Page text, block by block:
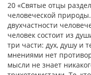
20 «Святые отцы
человеческой
двухчастности
человек состоит из
три части: дух, душу и
мнениями нет
мысли не знает